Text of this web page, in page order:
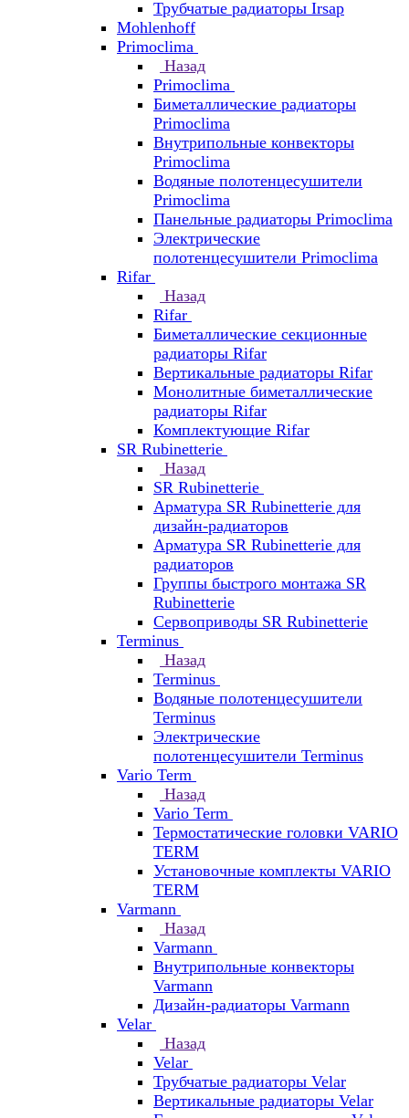
Трубчатые радиаторы Irsap
Mohlenhoff
Primoclima
Назад
Primoclima
Биметаллические радиаторы
Primoclima
Внутрипольные конвекторы
Primoclima
Водяные полотенцесушители
Primoclima
Панельные радиаторы Primoclima
Электрические
полотенцесушители Primoclima
Rifar
Назад
Rifar
Биметаллические секционные
радиаторы Rifar
Вертикальные радиаторы Rifar
Монолитные биметаллические
радиаторы Rifar
Комплектующие Rifar
SR Rubinetterie
Назад
SR Rubinetterie
Арматура SR Rubinetterie для
дизайн-радиаторов
Арматура SR Rubinetterie для
радиаторов
Группы быстрого монтажа SR
Rubinetterie
Сервоприводы SR Rubinetterie
Terminus
Назад
Terminus
Водяные полотенцесушители
Terminus
Электрические
полотенцесушители Terminus
Vario Term
Назад
Vario Term
Термостатические головки VARIO
TERM
Установочные комплекты VARIO
TERM
Varmann
Назад
Varmann
Внутрипольные конвекторы
Varmann
Дизайн-радиаторы Varmann
Velar
Назад
Velar
Трубчатые радиаторы Velar
Вертикальные радиаторы Velar